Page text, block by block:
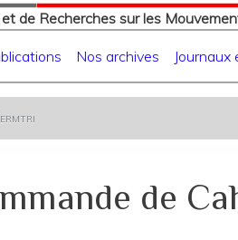
de Recherches sur les
Nos archives Journaux
de